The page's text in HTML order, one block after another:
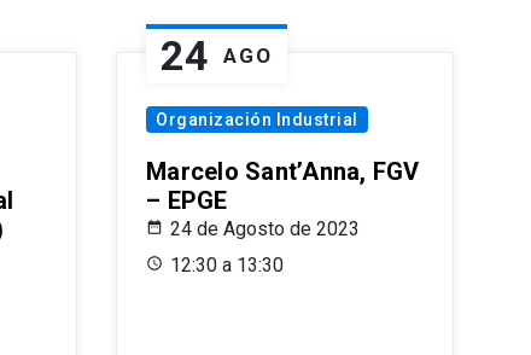
24 AGO
Organización Industrial
Marcelo Sant’Anna, FGV
– EPGE
24 de Agosto de 2023
12:30 a 13:30